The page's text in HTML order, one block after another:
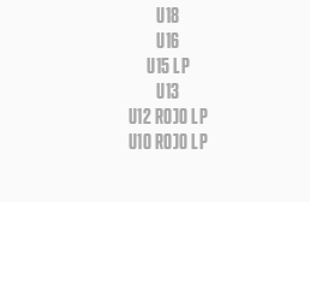
U18
U16
U15 LP
U13
U12 ROJO LP
U10 ROJO LP